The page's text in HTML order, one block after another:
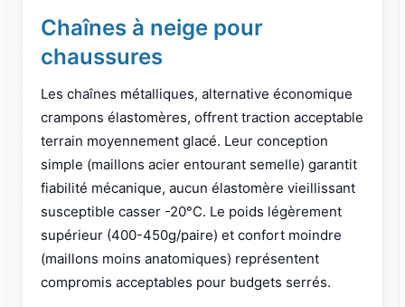
Chaînes à neige pour
chaussures
Les chaînes métalliques, alternative économique
crampons élastomères, offrent traction acceptable
terrain moyennement glacé. Leur conception
simple (maillons acier entourant semelle) garantit
fiabilité mécanique, aucun élastomère vieillissant
susceptible casser -20°C. Le poids légèrement
supérieur (400-450g/paire) et confort moindre
(maillons moins anatomiques) représentent
compromis acceptables pour budgets serrés.